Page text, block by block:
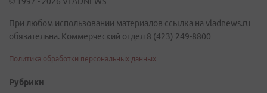
При любом использовании материалов ссылка на vladnews.ru
обязательна. Коммерческий отдел 8 (423) 249-8800
Политика обработки персональных данных
Рубрики